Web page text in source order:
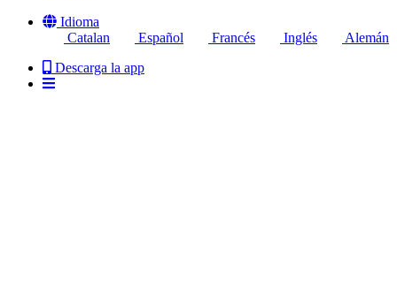
Idioma
Catalan
Español Francés Inglés
Alemán
Descarga la app